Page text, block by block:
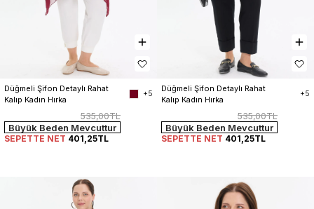
Düğmeli Şifon Detaylı Rahat
Kalıp Kadın Hırka
+5
535,00TL
Büyük Beden Mevcuttur
SEPETTE NET 401,25TL
Düğmeli Şifon Detaylı Rahat
Kalıp Kadın Hırka
+5
535,00TL
Büyük Beden Mevcuttur
SEPETTE NET 401,25TL